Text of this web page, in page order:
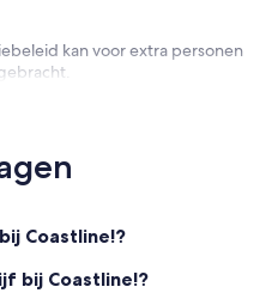
kan voor extra personen
Coastline!?
bij Coastline!?